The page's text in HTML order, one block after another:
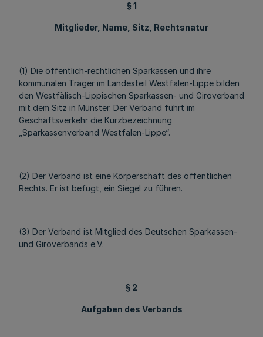
§ 1
Mitglieder, Name, Sitz, Rechtsnatur
(1) Die öffentlich-rechtlichen Sparkassen und ihre
kommunalen Träger im Landesteil Westfalen-Lippe bilden
den Westfälisch-Lippischen Sparkassen- und Giroverband
mit dem Sitz in Münster. Der Verband führt im
Geschäftsverkehr die Kurzbezeichnung
„Sparkassenverband Westfalen-Lippe“.
(2) Der Verband ist eine Körperschaft des öffentlichen
Rechts. Er ist befugt, ein Siegel zu führen.
(3) Der Verband ist Mitglied des Deutschen Sparkassen-
und Giroverbands e.V.
§ 2
Aufgaben des Verbands